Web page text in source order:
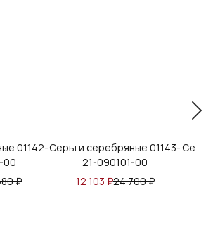
01142-
00
₽
Серьги серебряные 01143-
21-090101-00
12 103 ₽24 700₽